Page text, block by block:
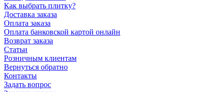
Как выбрать плитку?
Доставка заказа
Оплата заказа
Оплата банковской картой онлайн
Возврат заказа
Статьи
Розничным клиентам
Вернуться обратно
Контакты
Задать вопрос